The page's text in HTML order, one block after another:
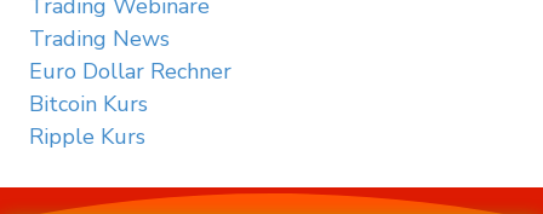
Trading Webinare
Trading News
Euro Dollar Rechner
Bitcoin Kurs
Ripple Kurs